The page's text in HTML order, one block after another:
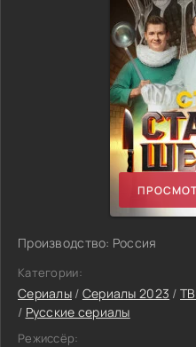
Производство: Россия
Категории:
Сериалы/ Сериалы 2023 /
/ Русские сериалы
Режиссёр: